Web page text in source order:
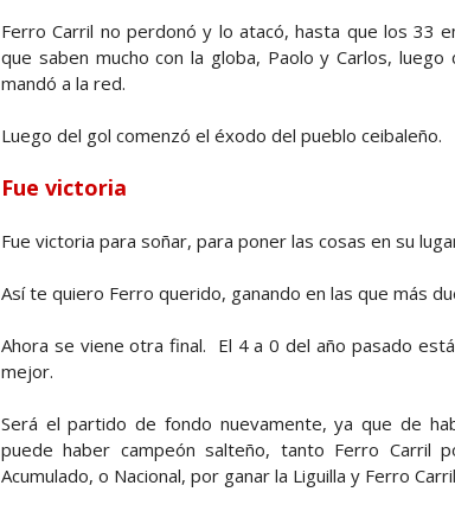
Ferro Carril no perdonó y lo atacó, hasta que los 33
que saben mucho con la globa, Paolo y Carlos,
mandó a la red.
Luego del gol comenzó el éxodo del pueblo ceibaleño.
Fue victoria
Fue victoria para soñar, para poner las cosas en su
Así te quiero Ferro querido, ganando en las que más
Ahora se viene otra final. El 4 a 0 del año pasado
mejor.
Será el partido de fondo nuevamente, ya que de
puede haber campeón salteño, tanto Ferro Carril
Acumulado, o Nacional, por ganar la Liguilla y Ferro